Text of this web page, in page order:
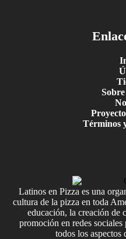
Términos
Latinos en Pizza es una
cultura de la pizza en toda
educación, la creación de
promoción en redes sociales
todos los aspectos